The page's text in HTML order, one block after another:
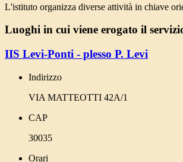
L'istituto organizza diverse attività in chiave
Luoghi in cui viene erogato il
IIS Levi-Ponti - plesso P. Levi
Indirizzo
VIA MATTEOTTI 42A/1
CAP
30035
Orari